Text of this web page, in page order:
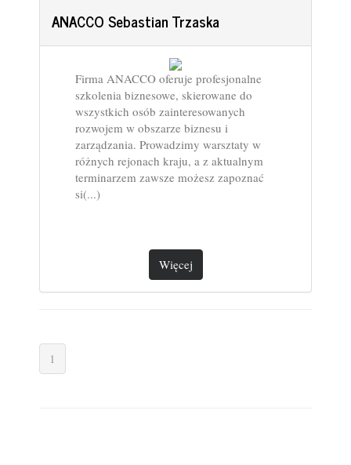
ANACCO Sebastian Trzaska
Firma ANACCO oferuje profesjonalne
szkolenia biznesowe, skierowane do
wszystkich osób zainteresowanych
rozwojem w obszarze biznesu i
zarządzania. Prowadzimy warsztaty w
różnych rejonach kraju, a z aktualnym
terminarzem zawsze możesz zapoznać
si(...)
Więcej
1